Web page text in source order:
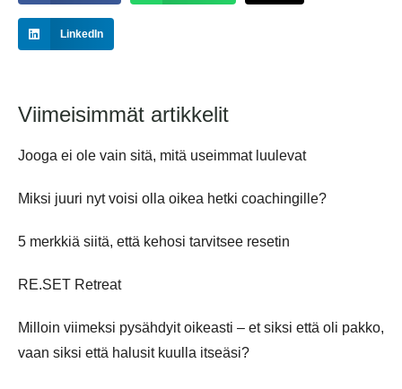
LinkedIn
Viimeisimmät artikkelit
Jooga ei ole vain sitä, mitä useimmat luulevat
Miksi juuri nyt voisi olla oikea hetki coachingille?
5 merkkiä siitä, että kehosi tarvitsee resetin
RE.SET Retreat
Milloin viimeksi pysähdyit oikeasti – et siksi että oli pakko,
vaan siksi että halusit kuulla itseäsi?